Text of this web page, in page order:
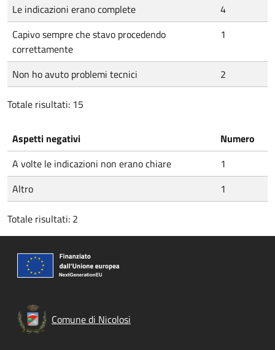
Le indicazioni erano complete
4
Capivo sempre che stavo procedendo
correttamente
1
Non ho avuto problemi tecnici 2
Totale risultati: 15
Aspetti negativi
Numero
A volte le indicazioni non erano chiare
1
Altro
1
Totale risultati: 2
Comune di Nicolosi